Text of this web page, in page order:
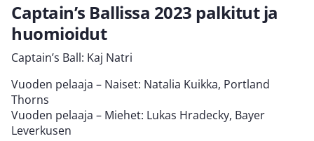
Captain’s Ballissa 2023 palkitut ja
huomioidut
Captain’s Ball: Kaj Natri
Vuoden pelaaja – Naiset: Natalia Kuikka, Portland
Thorns
Vuoden pelaaja – Miehet: Lukas Hradecky, Bayer
Leverkusen